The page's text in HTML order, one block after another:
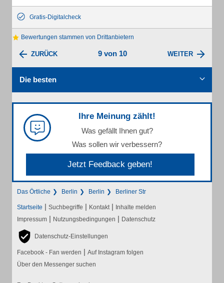
Gratis-Digitalcheck
Bewertungen stammen von Drittanbietern
ZURÜCK 9 von 10 WEITER
Die besten
Ihre Meinung zählt!
Was gefällt Ihnen gut?
Was sollen wir verbessern?
Jetzt Feedback geben!
Das Örtliche Berlin Berlin Berliner Str
Startseite | Suchbegriffe | Kontakt | Inhalte melden
Impressum | Nutzungsbedingungen | Datenschutz
Datenschutz-Einstellungen
Facebook - Fan werden | Auf Instagram folgen
Über den Messenger suchen